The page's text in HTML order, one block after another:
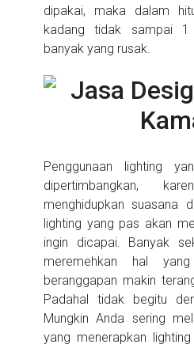
dipakai, maka dalam
kadang tidak sampai 1
banyak yang rusak.
Penggunaan lighting
dipertimbangkan,
menghidupkan suasana
lighting yang pas akan
ingin dicapai. Banyak
meremehkan hal
beranggapan makin
Padahal tidak begitu
Mungkin Anda sering
yang menerapkan